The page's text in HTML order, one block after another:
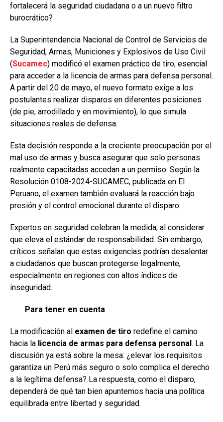
fortalecerá la seguridad ciudadana o a un nuevo filtro
burocrático?
La Superintendencia Nacional de Control de Servicios de
Seguridad, Armas, Municiones y Explosivos de Uso Civil
(Sucamec) modificó el examen práctico de tiro, esencial
para acceder a la licencia de armas para defensa personal.
A partir del 20 de mayo, el nuevo formato exige a los
postulantes realizar disparos en diferentes posiciones
(de pie, arrodillado y en movimiento), lo que simula
situaciones reales de defensa.
Esta decisión responde a la creciente preocupación por el
mal uso de armas y busca asegurar que solo personas
realmente capacitadas accedan a un permiso. Según la
Resolución 0108-2024-SUCAMEC, publicada en El
Peruano, el examen también evaluará la reacción bajo
presión y el control emocional durante el disparo.
Expertos en seguridad celebran la medida, al considerar
que eleva el estándar de responsabilidad. Sin embargo,
críticos señalan que estas exigencias podrían desalentar
a ciudadanos que buscan protegerse legalmente,
especialmente en regiones con altos índices de
inseguridad.
Para tener en cuenta
La modificación al examen de tiro redefine el camino
hacia la licencia de armas para defensa personal. La
discusión ya está sobre la mesa: ¿elevar los requisitos
garantiza un Perú más seguro o solo complica el derecho
a la legítima defensa? La respuesta, como el disparo,
dependerá de qué tan bien apuntemos hacia una política
equilibrada entre libertad y seguridad.